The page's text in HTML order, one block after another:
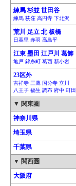
練馬 杉並 世田谷
練馬 荻窪 高円寺 下北沢
荒川 足立 北 板橋
日暮里 赤羽 高島平
江東 墨田 江戸川 葛飾
亀戸 錦糸町 葛西 新小岩
23区外
吉祥寺 三鷹 国分寺 立川
八王子 福生 調布 府中 町田
▼ 関東圏
神奈川県
埼玉県
千葉県
▼ 関西圏
大阪府